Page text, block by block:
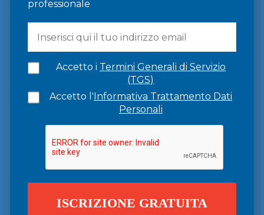
professionale
Accetto i Termini Generali di Servizio
(TGS)
Accetto l'Informativa Trattamento Dati
Personali